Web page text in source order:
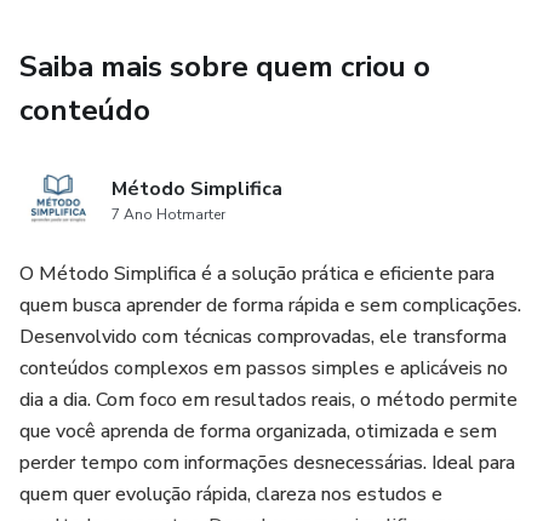
✔ Explicações simples e fáceis de entender
✔ Resumos organizados
✔ Exemplos práticos
Para quem é este guia:
Estudantes iniciantes ou intermediários
Concurseiros de nível médio e básico
Pessoas que estudam em casa e precisam de um material
Saiba mais sobre quem criou o
conteúdo
Método Simplifica
7 Ano Hotmarter
O Método Simplifica é a solução prática e eficiente para
quem busca aprender de forma rápida e sem complicações.
Desenvolvido com técnicas comprovadas, ele transforma
conteúdos complexos em passos simples e aplicáveis no
dia a dia. Com foco em resultados reais, o método permite
que você aprenda de forma organizada, otimizada e sem
perder tempo com informações desnecessárias. Ideal para
quem quer evolução rápida, clareza nos estudos e